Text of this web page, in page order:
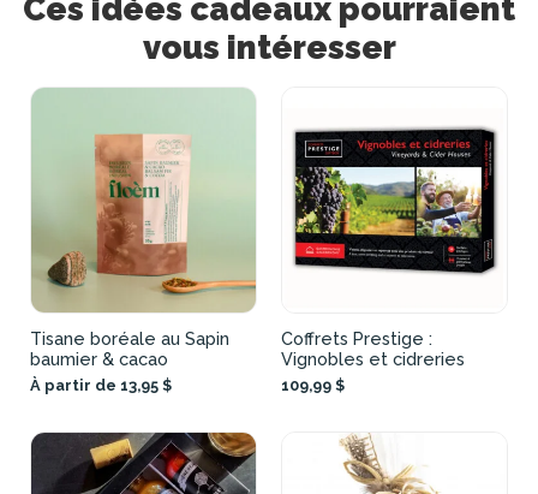
Ces idées cadeaux pourraient
vous intéresser
Tisane boréale au Sapin
baumier & cacao
À partir de 13,95 $
Coffrets Prestige :
Vignobles et cidreries
109,99 $